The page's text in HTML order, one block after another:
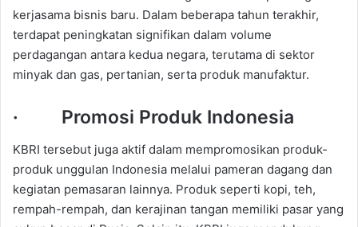
kerjasama bisnis baru. Dalam beberapa tahun terakhir,
terdapat peningkatan signifikan dalam volume
perdagangan antara kedua negara, terutama di sektor
minyak dan gas, pertanian, serta produk manufaktur.
· Promosi Produk Indonesia
KBRI tersebut juga aktif dalam mempromosikan produk-
produk unggulan Indonesia melalui pameran dagang dan
kegiatan pemasaran lainnya. Produk seperti kopi, teh,
rempah-rempah, dan kerajinan tangan memiliki pasar yang